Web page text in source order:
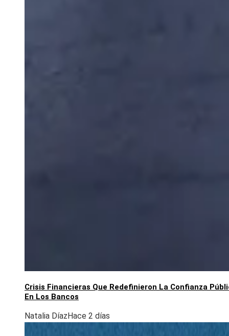
Crisis Financieras Que Redefinieron La Confianza
En Los Bancos
Natalia DíazHace 2 días